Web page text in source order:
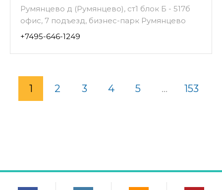
Румянцево д (Румянцево), ст1 блок Б - 517б
офис, 7 подъезд, бизнес-парк Румянцево
+7495-646-1249
1 2 3 4 5 ... 153